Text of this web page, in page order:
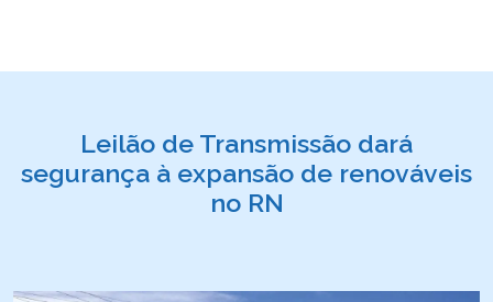
Leilão de Transmissão dará
segurança à expansão de renováveis
no RN